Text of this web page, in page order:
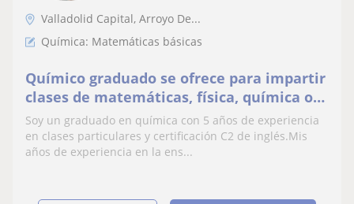
Valladolid Capital, Arroyo De...
Química: Matemáticas básicas
Químico graduado se ofrece para impartir
clases de matemáticas, física, química o
inglés para ESO y Bachillerato
Soy un graduado en química con 5 años de experiencia
en clases particulares y certificación C2 de inglés.Mis
años de experiencia en la ens...